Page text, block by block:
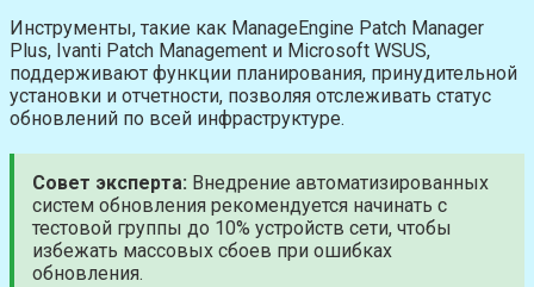
Инструменты, такие как ManageEngine Patch Manager
Plus, Ivanti Patch Management и Microsoft WSUS,
поддерживают функции планирования, принудительной
установки и отчетности, позволяя отслеживать статус
обновлений по всей инфраструктуре.
Совет эксперта: Внедрение автоматизированных
систем обновления рекомендуется начинать с
тестовой группы до 10% устройств сети, чтобы
избежать массовых сбоев при ошибках
обновления.